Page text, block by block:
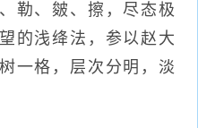
勒、皴、擦，尽态极
的浅绛法，参以赵大
一格，层次分明，淡